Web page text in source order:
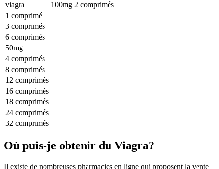
viagra 100mg 2 comprimés
1 comprimé
3 comprimés
6 comprimés
50mg
4 comprimés
8 comprimés
12 comprimés
16 comprimés
18 comprimés
24 comprimés
32 comprimés
Où puis-je obtenir du Viagra?
Il existe de nombreuses pharmacies en ligne qui proposent la vente